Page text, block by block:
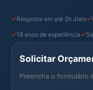
Resposta em até 2h úteis
18 anos de experiência
Solicitar
Preencha o formulário